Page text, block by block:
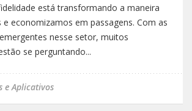
está transformando a maneira
economizamos em passagens. Com as
nesse setor, muitos
se perguntando...
e Aplicativos